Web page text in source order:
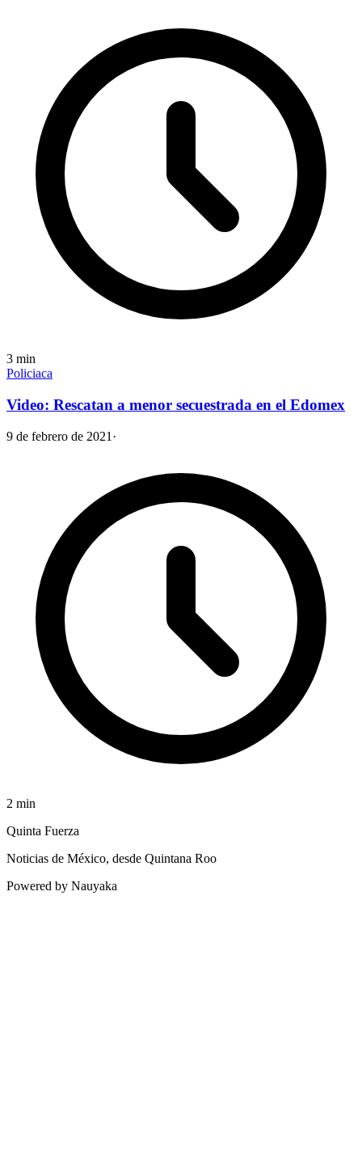
3 min
Policiaca
Video: Rescatan a menor secuestrada en el Edomex
9 de febrero de 2021 ·
2 min
Quinta Fuerza
Noticias de México, desde Quintana Roo
Powered by Nauyaka